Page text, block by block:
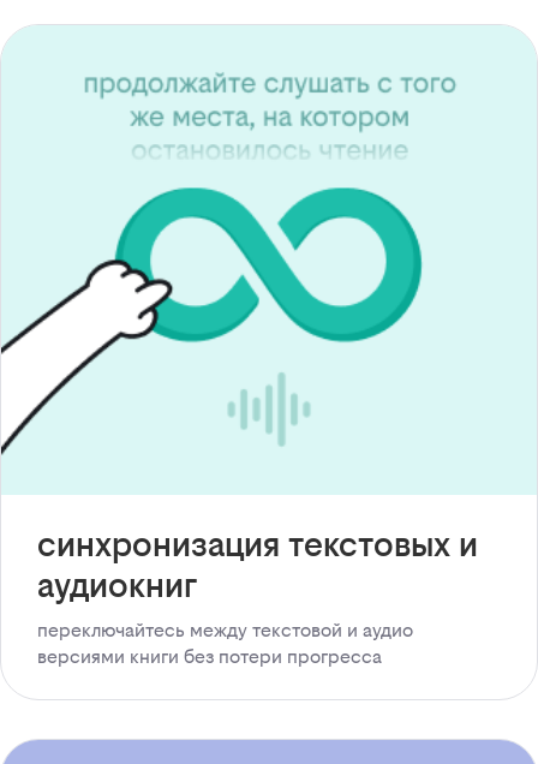
синхронизация текстовых и
аудиокниг
переключайтесь между текстовой и аудио
версиями книги без потери прогресса